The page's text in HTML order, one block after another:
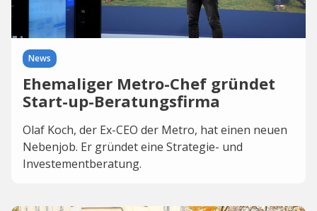
News
Ehemaliger Metro-Chef gründet
Start-up-Beratungsfirma
Olaf Koch, der Ex-CEO der Metro, hat einen neuen
Nebenjob. Er gründet eine Strategie- und
Investementberatung.